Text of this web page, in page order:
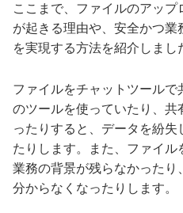
ここまで、ファイルのアッ
が起きる理由や、安全かつ
を実現する方法を紹介しまし
ファイルをチャットツール
のツールを使っていたり、
ったりすると、データを紛
たりします。また、ファイル
業務の背景が残らなかった
分からなくなったりします。